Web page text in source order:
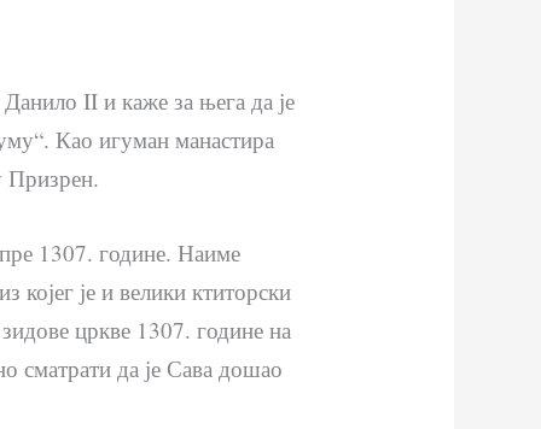
II и каже за њега да је
Као игуман манастира
Призрен.
1307. године. Наиме
којег је и велики ктиторски
цркве 1307. године на
сматрати да је Сава дошао